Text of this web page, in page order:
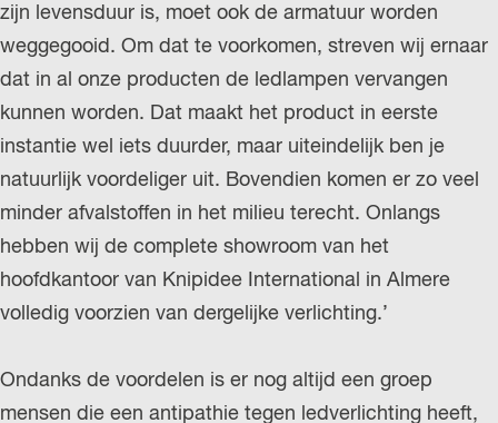
zijn levensduur is, moet ook de armatuur worden
weggegooid. Om dat te voorkomen, streven wij ernaar
dat in al onze producten de ledlampen vervangen
kunnen worden. Dat maakt het product in eerste
instantie wel iets duurder, maar uiteindelijk ben je
natuurlijk voordeliger uit. Bovendien komen er zo veel
minder afvalstoffen in het milieu terecht. Onlangs
hebben wij de complete showroom van het
hoofdkantoor van Knipidee International in Almere
volledig voorzien van dergelijke verlichting.’
Ondanks de voordelen is er nog altijd een groep
mensen die een antipathie tegen ledverlichting heeft,